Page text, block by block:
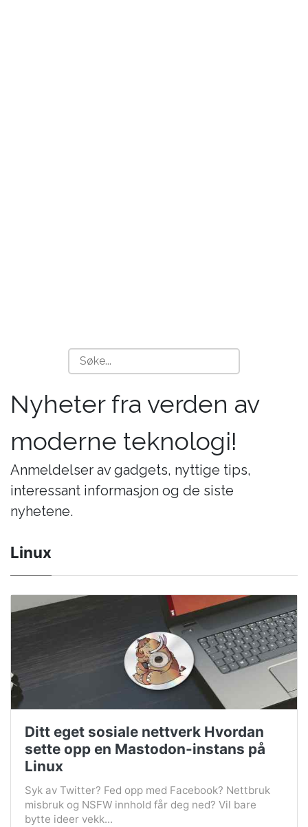
Nyheter fra verden av
moderne teknologi!
Anmeldelser av gadgets, nyttige tips,
interessant informasjon og de siste
nyhetene.
Linux
Ditt eget sosiale nettverk Hvordan
sette opp en Mastodon-instans på
Linux
Syk av Twitter? Fed opp med Facebook? Nettbruk
misbruk og NSFW innhold får deg ned? Vil bare
bytte ideer vekk...